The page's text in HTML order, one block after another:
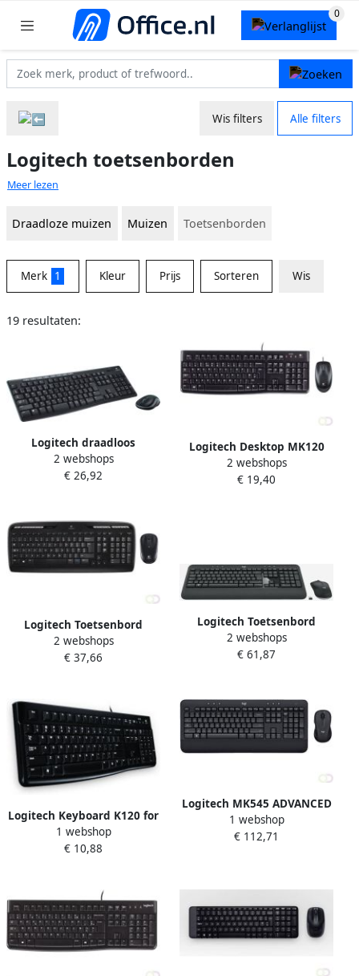
Wis filters Alle filters
Logitech toetsenborden
Meer lezen
Draadloze muizen Muizen Toetsenborden
Merk 1 Kleur Prijs Sorteren Wis
19 resultaten:
Logitech draadloos
toetsenbord en muis MK270
qwerty zwart
2 webshops
€ 26,92
Logitech Desktop MK120
toetsenbord USB QWERTY
UK International Zwart
2 webshops
€ 19,40
Logitech Toetsenbord
MK330 Qwerty +muis zwart
2 webshops
€ 37,66
Logitech Toetsenbord
MK540 Qwerty + muis
Draadloos
2 webshops
€ 61,87
Logitech Keyboard K120 for
Business toetsenbord USB
QWERTZ Duits Zwart
1 webshop
€ 10,88
Logitech MK545 ADVANCED
Wireless Keyboard and
Mouse Combo toetsenbord
1 webshop
€ 112,71